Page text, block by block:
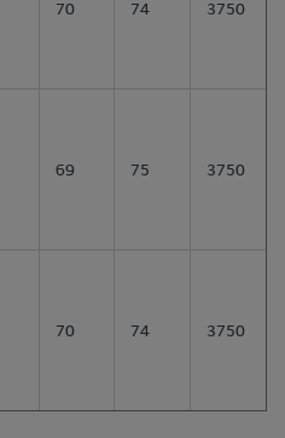
70 74 3750
69 75 3750
70 74 3750